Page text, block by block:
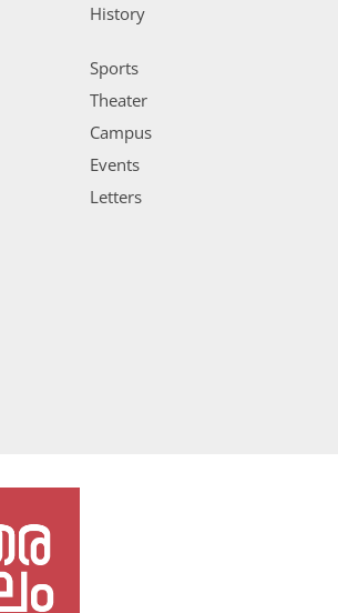
History
Sports
Theater
Campus
Events
Letters